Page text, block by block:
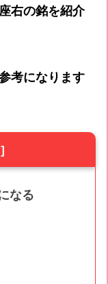
右の銘を紹介
考になります
なる